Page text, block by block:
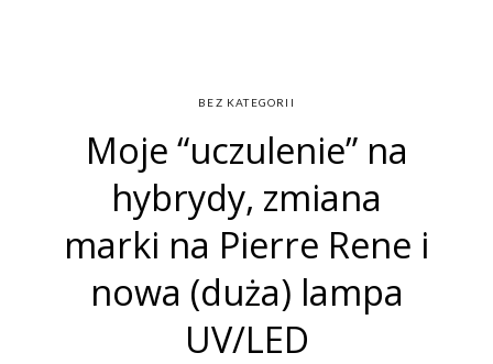
BEZ KATEGORII
Moje “uczulenie” na
hybrydy, zmiana
marki na Pierre Rene i
nowa (duża) lampa
UV/LED